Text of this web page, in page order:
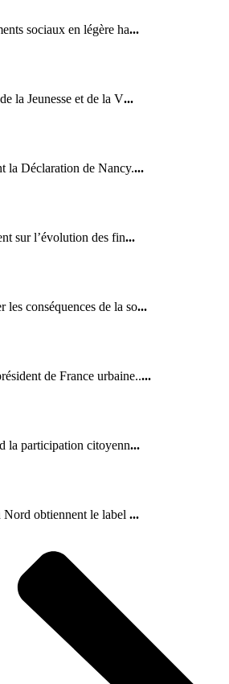
sociaux en légère ha...
la Jeunesse et de la V...
la Déclaration de Nancy....
sur l’évolution des fin...
les conséquences de la so...
de France urbaine.....
la participation citoyenn...
Nord obtiennent le label ...